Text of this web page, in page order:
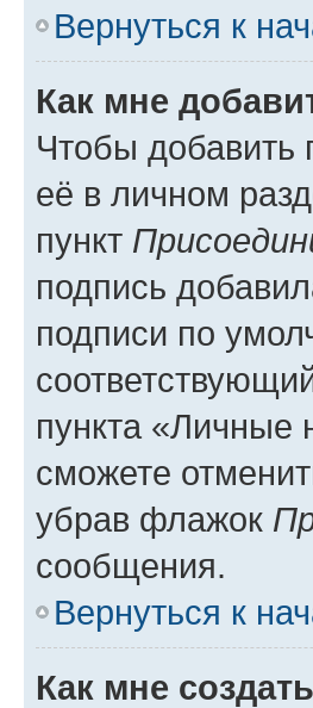
Вернуться к
Как мне
Чтобы добавить
её в личном
пункт
подпись
подписи по
пункта «Личные
сможете
убрав флажок
сообщения.
Вернуться к
Как мне